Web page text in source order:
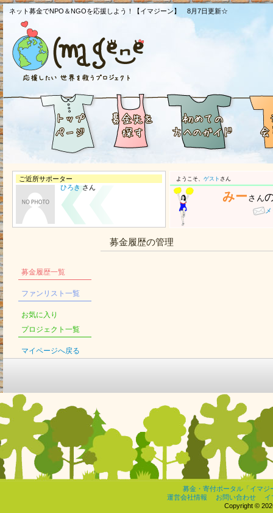
ネット募金でNPO＆NGOを応援しよう！【イマジーン】 8月7日更新☆
ご近所サポーター
ひろきさん
ようこそ、 ゲスト さん
みー さん
募金履歴一覧
ファンリスト一覧
お気に入り
プロジェクト一覧
マイページへ戻る
募金履歴の管理
募金・寄付ポータル「イマジ
運営会社情報
お問い合わせ
イ
Copyright ©